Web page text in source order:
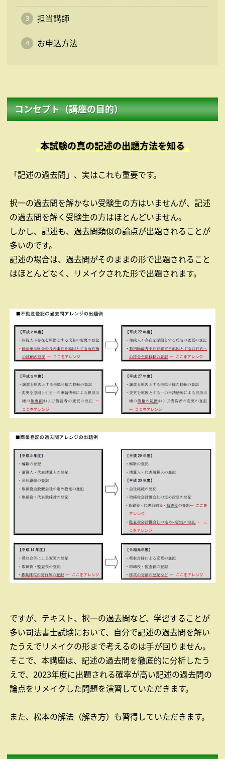
担当講師
お申込方法
コンセプト（講座の目的）
本試験の真の記述の出題方法を知る
「記述の過去問」、実はこれも重要です。
択一の過去問を解かない受験生の方はいませんが、記述
の過去問を解く受験生の方はほとんどいません。
しかし、記述も、過去問類似の論点が出題されることが
多いのです。
記述の場合は、過去問がそのままの形で出題されること
はほとんどなく、リメイクされた形で出題されます。
ですが、テキスト、択一の過去問など、学習することが
多い司法書士試験において、自分で記述の過去問を解い
たうえでリメイクの形まで考えるのは手が回りません。
そこで、本講座は、記述の過去問を徹底的に分析したう
えで、2023年度に出題される確率が高い記述の過去問の
論点をリメイクした問題を演習していただきます。
また、松本の解法（解き方）も習得していただきます。